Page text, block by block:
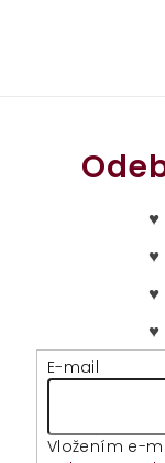
E-mail
Vložením e-